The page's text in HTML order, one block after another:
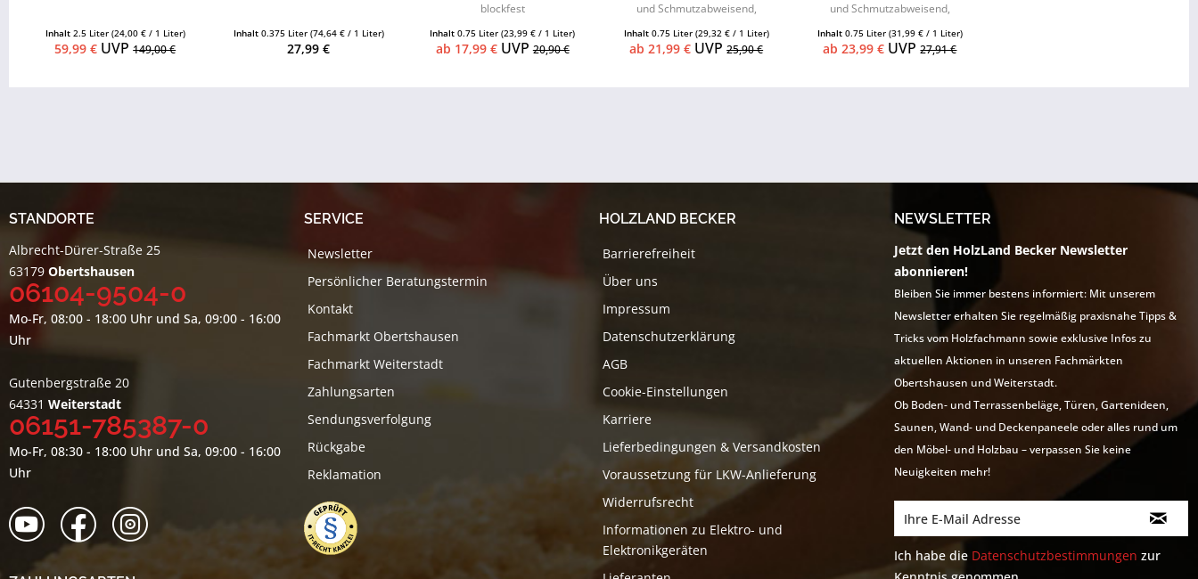
Inhalt 2.5 Liter (24,00 € / 1 Liter)
59,99 € UVP149,00 €
Inhalt 0.375 Liter (74,64 € / 1 Liter)
27,99 €
blockfest
Inhalt0.75 Liter(23,99 € / 1 Liter)
ab 17,99 €UVP20,90 €
und Schmutzabweisend,
Inhalt 0.75 Liter (29,32 € / 1 Liter)
ab 21,99 € UVP25,90 €
und Schmutzabweisend,
Inhalt 0.75 Liter (31,99 € / 1 Liter)
ab 23,99 € UVP27,91 €
STANDORTE
Albrecht-Dürer-Straße 25
63179 Obertshausen
06104-9504-0
Mo-Fr, 08:00 - 18:00 Uhr und Sa, 09:00 - 16:00
Uhr
Gutenbergstraße 20
64331 Weiterstadt
06151-785387-0
Mo-Fr, 08:30 - 18:00 Uhr und Sa, 09:00 - 16:00
Uhr
SERVICE
Newsletter
Persönlicher Beratungstermin
Kontakt
Fachmarkt Obertshausen
Fachmarkt Weiterstadt
Zahlungsarten
Sendungsverfolgung
Rückgabe
Reklamation
HOLZLAND BECKER
Barrierefreiheit
Über uns
Impressum
Datenschutzerklärung
AGB
Cookie-Einstellungen
Karriere
Lieferbedingungen & Versandkosten
Voraussetzung für LKW-Anlieferung
Widerrufsrecht
Informationen zu Elektro- und
Elektronikgeräten
NEWSLETTER
Jetzt den HolzLand Becker Newsletter
abonnieren!
Bleiben Sie immer bestens informiert: Mit unserem
Newsletter erhalten Sie regelmäßig praxisnahe Tipps &
Tricks vom Holzfachmann sowie exklusive Infos zu
aktuellen Aktionen in unseren Fachmärkten
Obertshausen und Weiterstadt.
Ob Boden- und Terrassenbeläge, Türen, Gartenideen,
Saunen, Wand- und Deckenpaneele oder alles rund um
den Möbel- und Holzbau – verpassen Sie keine
Neuigkeiten mehr!
Ich habe die Datenschutzbestimmungen zur